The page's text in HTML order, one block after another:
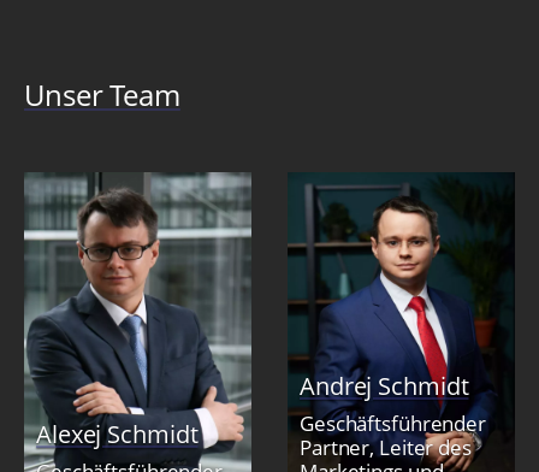
Unser Team
Alexej Schmidt
Andrej Schmidt
Geschäftsführender
Partner, Leiter des